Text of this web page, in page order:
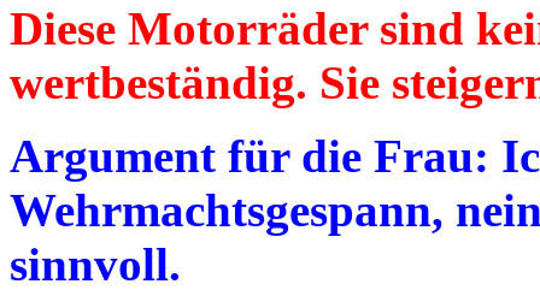
Diese Motorräder sind
wertbeständig. Sie
Argument für die Frau:
Wehrmachtsgespann,
sinnvoll.